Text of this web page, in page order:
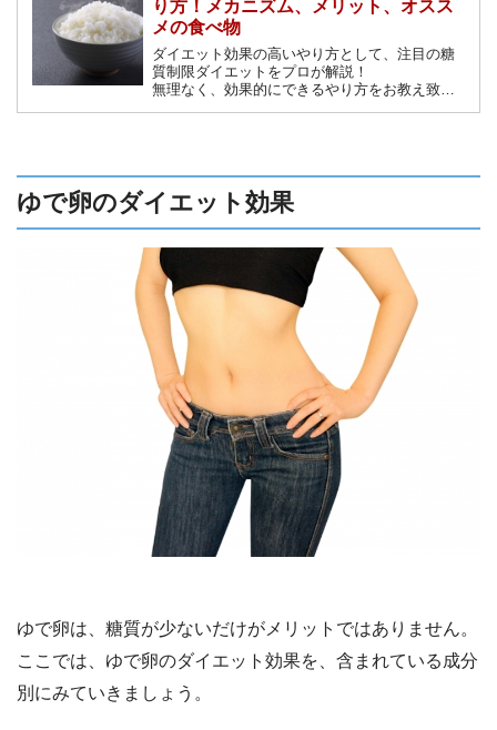
り方！メカニズム、メリット、オスス
メの食べ物
ダイエット効果の高いやり方として、注目の糖
質制限ダイエットをプロが解説！
無理なく、効果的にできるやり方をお教え致し
ゆで卵のダイエット効果
ゆで卵は、糖質が少ないだけがメリットではありません。
ここでは、ゆで卵のダイエット効果を、含まれている成分
別にみていきましょう。